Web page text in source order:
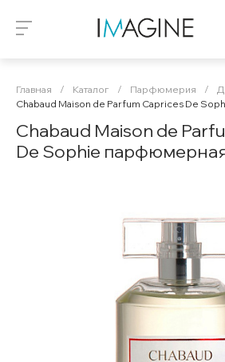
Главная / Каталог / Парфюмерия /
Chabaud Maison de Parfum Caprices De
Chabaud Maison de
De Sophie